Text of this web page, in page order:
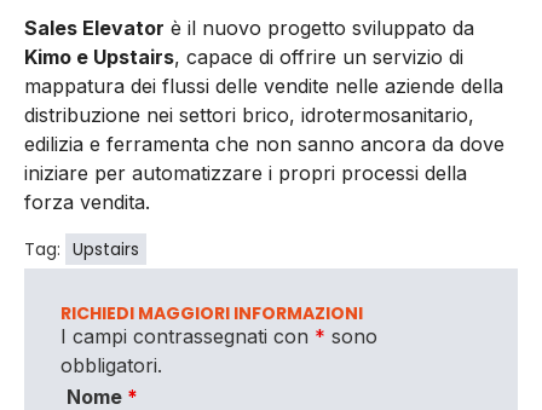
Sales Elevator è il nuovo progetto sviluppato da
Kimo e Upstairs, capace di offrire un servizio di
mappatura dei flussi delle vendite nelle aziende della
distribuzione nei settori brico, idrotermosanitario,
edilizia e ferramenta che non sanno ancora da dove
iniziare per automatizzare i propri processi della
forza vendita.
Tag: Upstairs
RICHIEDI MAGGIORI INFORMAZIONI
I campi contrassegnati con * sono
obbligatori.
Nome *